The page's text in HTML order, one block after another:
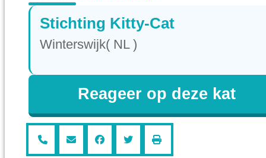
Stichting Kitty-Cat
Winterswijk( NL )
Reageer op deze kat